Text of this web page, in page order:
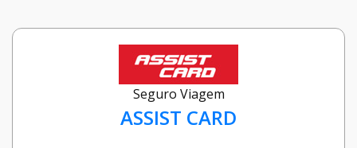
Seguro Viagem
ASSIST CARD